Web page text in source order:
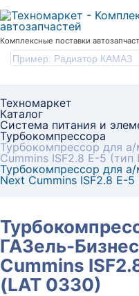
Комплексные поставки
Техномаркет
Каталог
Система питания и
Турбокомпрессора
Турбокомпрессор для
Cummins ISF2.8 E-5 (тип
Турбокомпрессор для
Next Cummins ISF2.8 E-
ГАЗель-
Cummins
(LAT 0330)